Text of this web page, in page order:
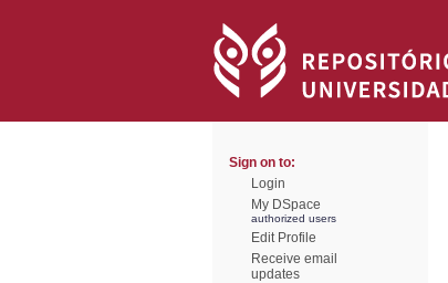
Sign on to:
Login
My DSpace
authorized users
Edit Profile
Receive email
updates